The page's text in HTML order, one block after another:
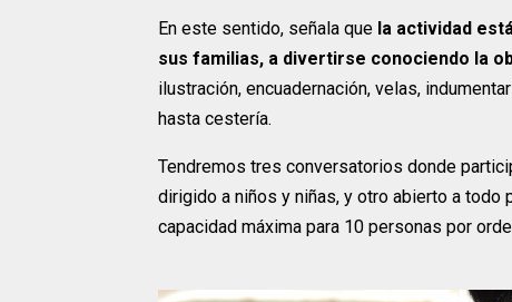
En este sentido, señala que la actividad
sus familias, a divertirse conociendo la
ilustración, encuadernación, velas,
hasta cestería.
Tendremos tres conversatorios donde
dirigido a niños y niñas, y otro abierto a
capacidad máxima para 10 personas por